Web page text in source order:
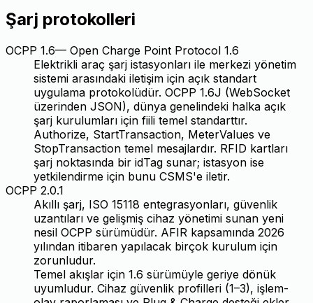
Şarj protokolleri
OCPP 1.6— Open Charge Point Protocol 1.6
Elektrikli araç şarj istasyonları ile merkezi yönetim
sistemi arasındaki iletişim için açık standart
uygulama protokolüdür. OCPP 1.6J (WebSocket
üzerinden JSON), dünya genelindeki halka açık
şarj kurulumları için fiili temel standarttır.
Authorize, StartTransaction, MeterValues ve
StopTransaction temel mesajlardır. RFID kartları
şarj noktasında bir idTag sunar; istasyon ise
yetkilendirme için bunu CSMS'e iletir.
OCPP 2.0.1
Akıllı şarj, ISO 15118 entegrasyonları, güvenlik
uzantıları ve gelişmiş cihaz yönetimi sunan yeni
nesil OCPP sürümüdür. AFIR kapsamında 2026
yılından itibaren yapılacak birçok kurulum için
zorunludur.
Temel akışlar için 1.6 sürümüyle geriye dönük
uyumludur. Cihaz güvenlik profilleri (1–3), işlem-